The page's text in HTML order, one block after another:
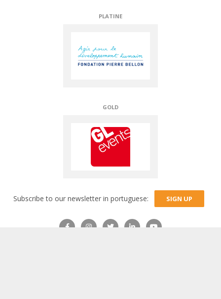
DIAMOND
TECHNICAL PARTNERS
Subscribe to our newsletter in portuguese: SIGN UP